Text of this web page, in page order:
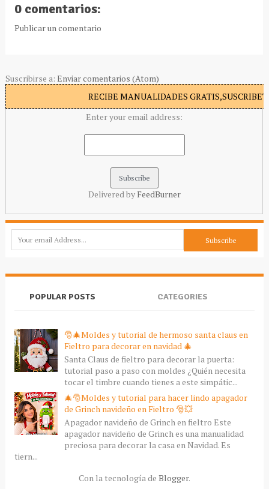
0 comentarios:
Publicar un comentario
Suscribirse a: Enviar comentarios (Atom)
RECIBE MANUALIDADES
Enter your email address:
Delivered by FeedBurner
POPULAR POSTS CATEGORIES
🎅🎄Moldes y tutorial de hermoso santa claus en
Fieltro para decorar en navidad 🎄
Santa Claus de fieltro para decorar la puerta:
tutorial paso a paso con moldes ¿Quién necesita
tocar el timbre cuando tienes a este simpátic...
🎄🎅Moldes y tutorial para hacer lindo apagador
de Grinch navideño en Fieltro 🎅💥
Apagador navideño de Grinch en fieltro Este
apagador navideño de Grinch es una manualidad
preciosa para decorar la casa en Navidad. Es
tiern...
Con la tecnología de Blogger.